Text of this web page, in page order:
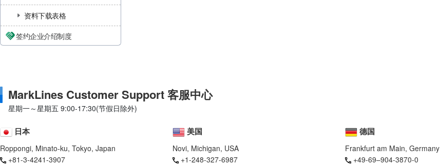
资料下载表格
签约企业介绍制度
MarkLines Customer Support 客服中心
星期一～星期五 9:00-17:30(节假日除外)
日本
Roppongi, Minato-ku, Tokyo, Japan
+81-3-4241-3907
美国
Novi, Michigan, USA
+1-248-327-6987
德国
Frankfurt am Main, Germany
+49-69–904-3870-0